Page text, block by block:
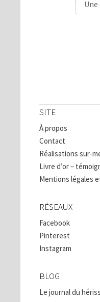
SITE
À propos
Contact
Réalisations sur-
Livre d’or –
Mentions légales
RÉSEAUX
Facebook
Pinterest
Instagram
BLOG
Le journal du